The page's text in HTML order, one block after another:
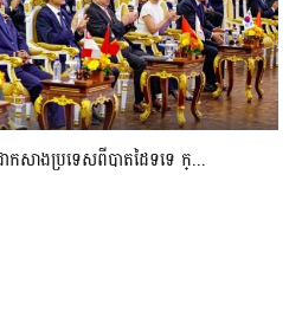
សាងប្រទេសពីបាតដៃទទេ ក្...